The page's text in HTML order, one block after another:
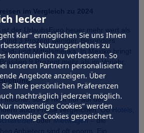
lecker
klar” ermöglichen Sie uns Ihnen
Nutzungserlebnis zu
kontinuierlich zu verbessern. So
unseren Partnern personalisierte
Angebote anzeigen. Über
Sie Ihre persönlichen Präferenzen
nachträglich jederzeit möglich.
notwendige Cookies” werden
Cookies gespeichert.
rund 3 Prozent weniger. Besonders
und Mittelamerika: In Mexiko bringt
9 Prozent mehr als im Vorjahr.
möchte, sollte nicht nur auf den
auch Preise vergleichen. ObHotels,
oderMietwagen– die